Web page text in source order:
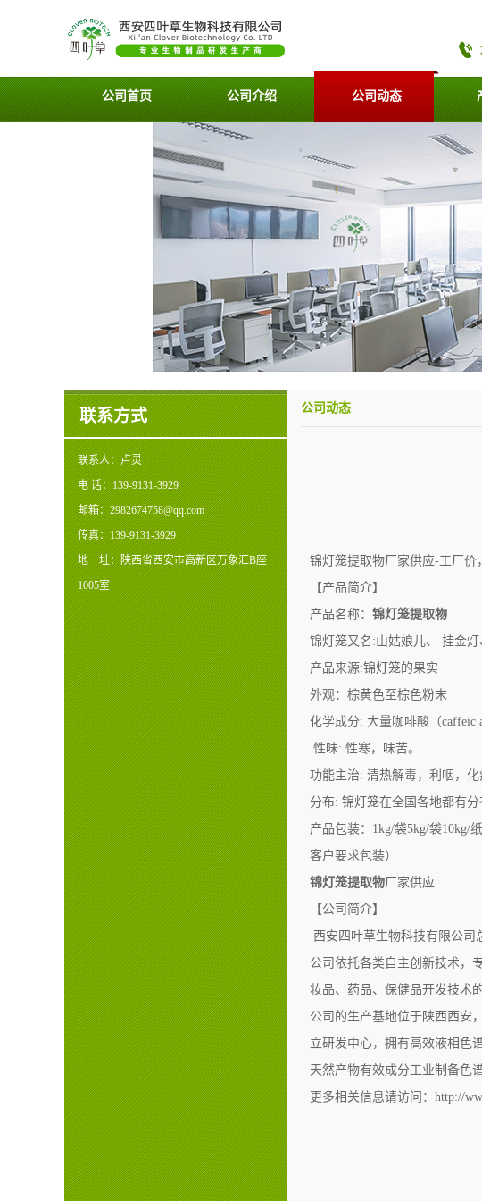
公司首页 公司介绍 公司动态
联系方式
联系人：卢灵
电 话：139-9131-3929
邮箱：2982674758@qq.com
传真：139-9131-3929
地 址：陕西省西安市高新区万象汇B座
1005室
公司动态
锦灯笼提取物厂家供应-工厂价
【产品简介】
产品名称： 锦灯笼提取物
锦灯笼又名:山姑娘儿、 挂金
产品来源:锦灯笼的果实
外观：棕黄色至棕色粉末
化学成分: 大量咖啡酸（caffeic
性味: 性寒，味苦。
功能主治: 清热解毒，利咽，化
分布: 锦灯笼在全国各地都有
产品包装：1kg/袋5kg/袋10kg/
客户要求包装）
锦灯笼提取物厂家供应
【公司简介】
西安四叶草生物科技有限公司
公司依托各类自主创新技术，
妆品、药品、保健品开发技术
公司的生产基地位于陕西西安
立研发中心，拥有高效液相色
天然产物有效成分工业制备色
更多相关信息请访问：http://